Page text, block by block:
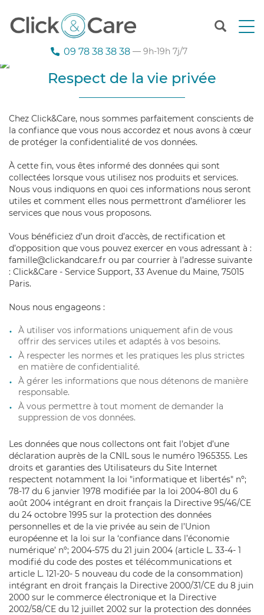
T
v
i
o
09 78 38 38 38 — 9h-19h 7j/7
Respect de la vie privée
Chez Click&Care, nous sommes parfaitement conscients de
la confiance que vous nous accordez et nous avons à cœur
de protéger la confidentialité de vos données.
À cette fin, vous êtes informé des données qui sont
collectées lorsque vous utilisez nos produits et services.
Nous vous indiquons en quoi ces informations nous seront
utiles et comment elles nous permettront d’améliorer les
services que nous vous proposons.
Vous bénéficiez d’un droit d’accès, de rectification et
d’opposition que vous pouvez exercer en vous adressant à :
famille@clickandcare.fr ou par courrier à l’adresse suivante
: Click&Care - Service Support, 33 Avenue du Maine, 75015
Paris.
Nous nous engageons :
À utiliser vos informations uniquement afin de vous
offrir des services utiles et adaptés à vos besoins.
À respecter les normes et les pratiques les plus strictes
en matière de confidentialité.
À gérer les informations que nous détenons de manière
responsable.
À vous permettre à tout moment de demander la
suppression de vos données.
Les données que nous collectons ont fait l’objet d’une
déclaration auprès de la CNIL sous le numéro 1965355. Les
droits et garanties des Utilisateurs du Site Internet
respectent notamment la loi "informatique et libertés" nº;
78-17 du 6 janvier 1978 modifiée par la loi 2004-801 du 6
août 2004 intégrant en droit français la Directive 95/46/CE
du 24 octobre 1995 sur la protection des données
personnelles et de la vie privée au sein de l’Union
européenne et la loi sur la ‘confiance dans l’économie
numérique’ nº; 2004-575 du 21 juin 2004 (article L. 33-4- 1
modifié du code des postes et télécommunications et
article L. 121-20- 5 nouveau du code de la consommation)
intégrant en droit français la Directive 2000/31/CE du 8 juin
2000 sur le commerce électronique et la Directive
2002/58/CE du 12 juillet 2002 sur la protection des données